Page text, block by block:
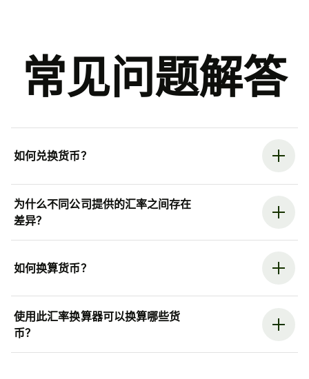
常见问题解答
如何兑换货币？
为什么不同公司提供的汇率之间存在
差异？
如何换算货币？
使用此汇率换算器可以换算哪些货
币？